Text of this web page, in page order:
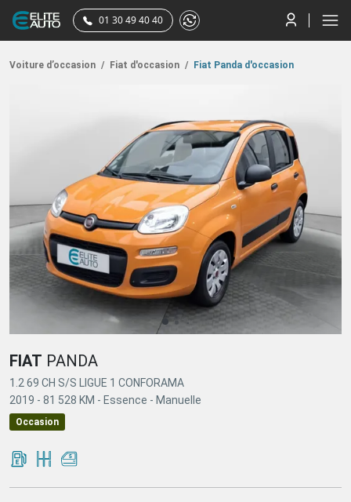
01 30 49 40 40
Voiture d’occasion / Fiat d'occasion / Fiat Panda d'occasion
FIAT PANDA
1.2 69 CH S/S LIGUE 1 CONFORAMA
2019 - 81 528 KM - Essence - Manuelle
Occasion